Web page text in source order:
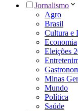
Jornalismo
Agro
Brasil
Cultura e
Economia
Eleições
Minas
Mundo
Política
Saúde